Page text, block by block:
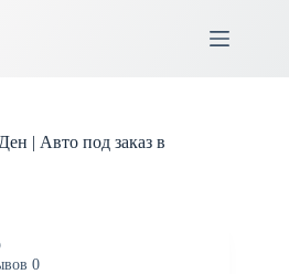
| Авто под заказ в
0